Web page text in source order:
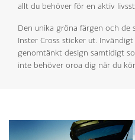
allt du behöver för en aktiv
Den unika gröna färgen och
Inster Cross sticker ut.
genomtänkt design samtidigt
inte behöver oroa dig när du